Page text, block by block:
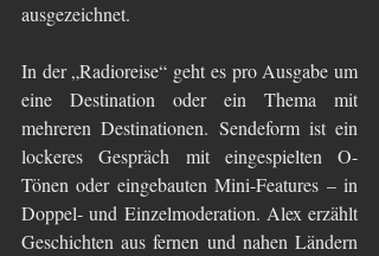
ausgezeichnet.
In der „Radioreise“ geht es pro Ausgabe um
eine Destination oder ein Thema mit
mehreren Destinationen. Sendeform ist ein
lockeres Gespräch mit eingespielten O-
Tönen oder eingebauten Mini-Features – in
Doppel- und Einzelmoderation. Alex erzählt
Geschichten aus fernen und nahen Ländern